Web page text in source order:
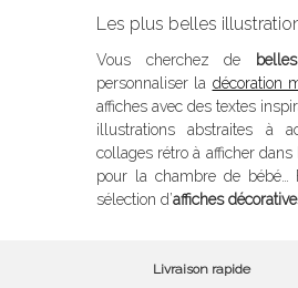
Les plus belles
Vous cherchez de
personnaliser la décoration
affiches avec des textes
illustrations abstraites à
collages rétro à afficher
pour la chambre de bébé…
sélection d’affiches
Livraison rapide